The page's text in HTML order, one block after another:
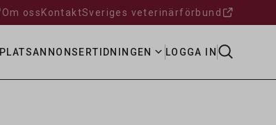
Om oss KontaktSveriges veterinärförbund
PLATSANNONSERTIDNINGEN LOGGA IN